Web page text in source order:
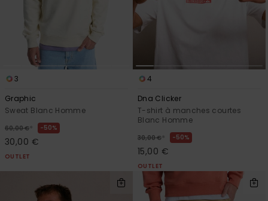
3
Graphic
Sweat Blanc Homme
60,00 € * 50%
30,00 €
OUTLET
4
Dna Clicker
T-shirt à manches courtes
Blanc Homme
30,00 € * 50%
15,00 €
OUTLET